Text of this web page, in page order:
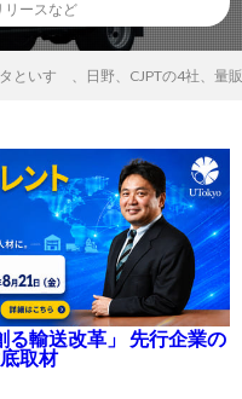
リースなど
タといすゞ、日野、CJPTの4社、
る輸送改革」 先行企業の
取材